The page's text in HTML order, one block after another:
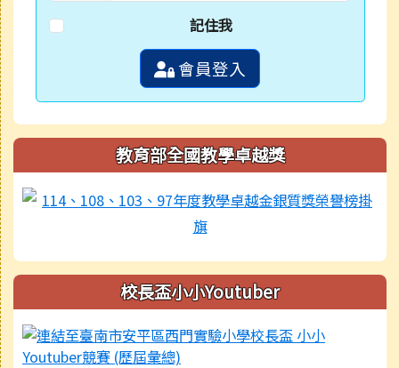
記住我
會員登入
教育部全國教學卓越獎
校長盃小小Youtuber